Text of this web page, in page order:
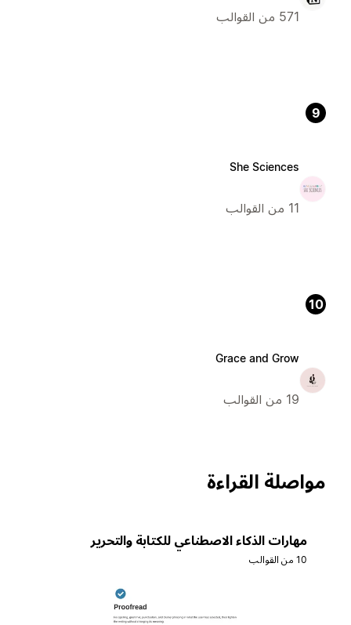
571 من القوالب
9
She Sciences
11 من القوالب
10
Grace and Grow
19 من القوالب
مواصلة القراءة
مهارات الذكاء الاصطناعي للكتابة والتحرير
10 من القوالب